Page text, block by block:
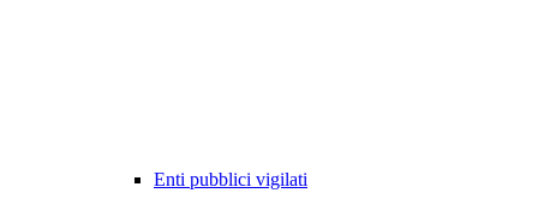
Enti pubblici vigilati